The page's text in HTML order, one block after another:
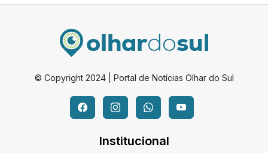
© Copyright 2024 | Portal de Notícias Olhar do Sul
Institucional